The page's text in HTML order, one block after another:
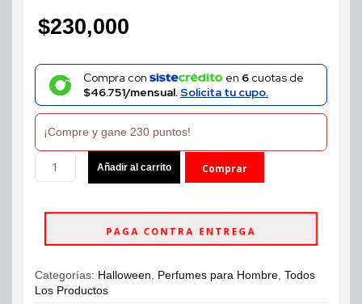
$230,000
Compra con en 6cuotas de
$46.751/mensual.Solicita tu cupo.
¡Compre y gane 230 puntos!
Halloween
Toilette
Hombre
cantidad
Añadir al carrito Comprar
PAGA CONTRA ENTREGA
Categorías: Halloween, Perfumes para Hombre, Todos
Los Productos